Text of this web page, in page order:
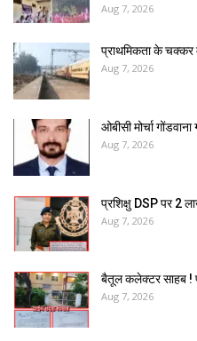
Aug 7, 2026
प्राथमिकता के चक्कर
Aug 7, 2026
ओबीसी मोर्चा
Aug 7, 2026
प्रशिक्षु DSP पर ₹2
Aug 7, 2026
बैतूल कलेक्टर साहब !
Aug 7, 2026